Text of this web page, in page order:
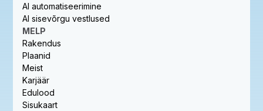
AI automatiseerimine
AI sisevõrgu vestlused
MELP
Rakendus
Plaanid
Meist
Karjäär
Edulood
Sisukaart